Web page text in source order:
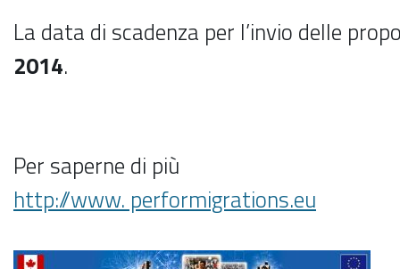
La data di scadenza per l’invio delle
2014.
Per saperne di più
http://www. performigrations.eu